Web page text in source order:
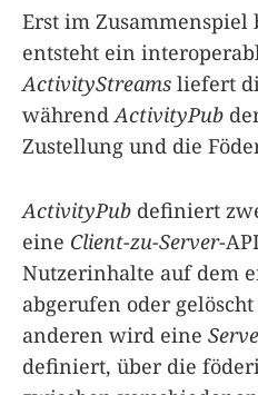
Erst im Zusammenspiel
entsteht ein
ActivityStreams liefert
während ActivityPub
Zustellung und die
ActivityPub definiert
eine Client-zu-Server-
Nutzerinhalte auf dem
abgerufen oder
anderen wird eine
definiert, über die